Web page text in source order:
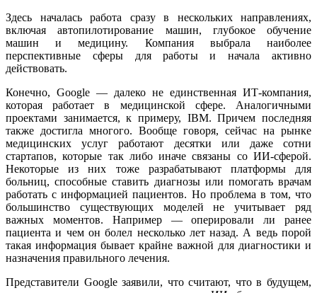
Здесь началась работа сразу в нескольких направлениях,
включая автопилотирование машин, глубокое обучение
машин и медицину. Компания выбрала наиболее
перспективные сферы для работы и начала активно
действовать.
Конечно, Google — далеко не единственная ИТ-компания,
которая работает в медицинской сфере. Аналогичными
проектами занимается, к примеру, IBM. Причем последняя
также достигла многого. Вообще говоря, сейчас на рынке
медицинских услуг работают десятки или даже сотни
стартапов, которые так либо иначе связаны со ИИ-сферой.
Некоторые из них тоже разрабатывают платформы для
больниц, способные ставить диагнозы или помогать врачам
работать с информацией пациентов. Но проблема в том, что
большинство существующих моделей не учитывает ряд
важных моментов. Например — оперировали ли ранее
пациента и чем он болел несколько лет назад. А ведь порой
такая информация бывает крайне важной для диагностики и
назначения правильного лечения.
Представители Google заявили, что считают, что в будущем,